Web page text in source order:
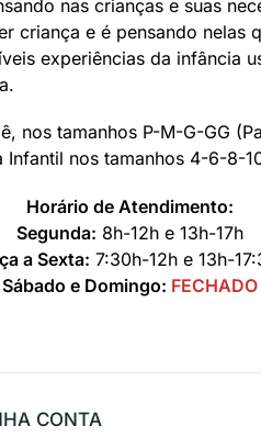
nas crianças e suas
criança e é pensando nelas
experiências da infância
nos tamanhos P-M-G-GG
Infantil nos tamanhos 4-6-8-
Horário de Atendimento:
Segunda: 8h-12h e 13h-17h
a Sexta: 7:30h-12h e 13h-
Sábado e Domingo: FECHADO
CONTA